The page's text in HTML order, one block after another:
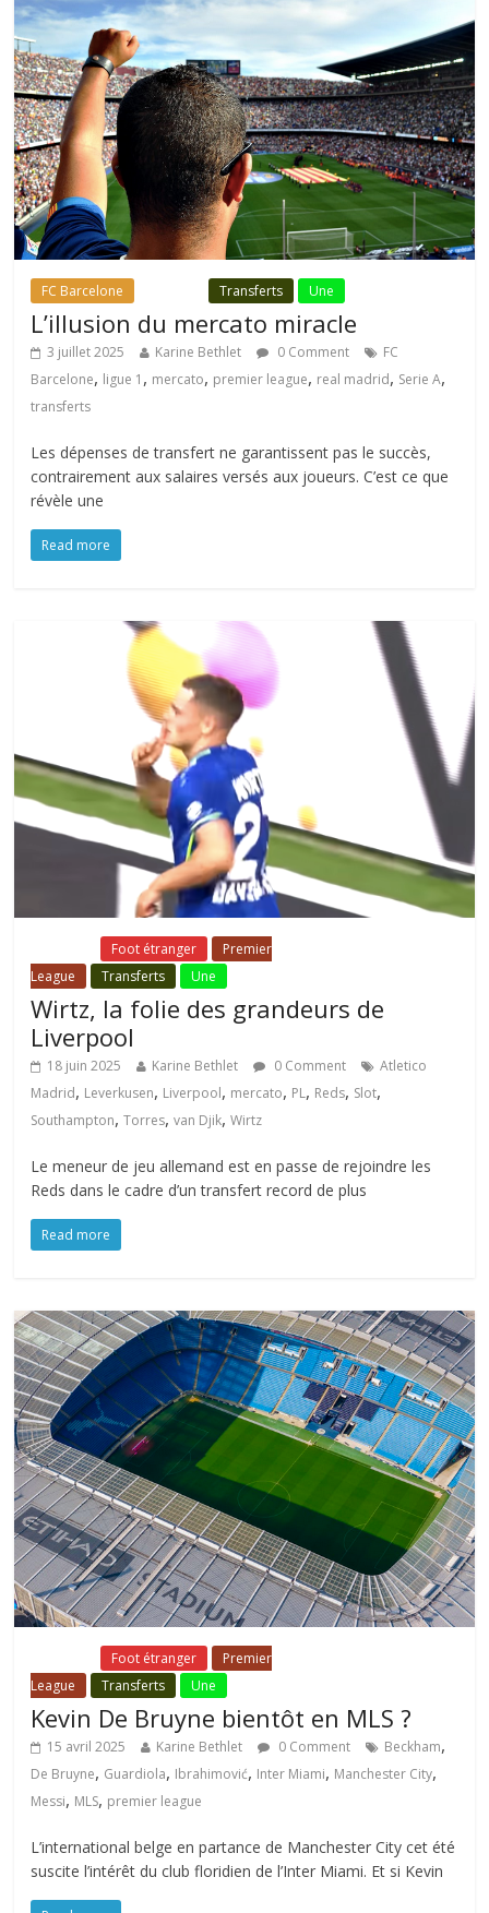
FC Barcelone Transferts Une
L’illusion du mercato miracle
3 juillet 2025 Karine Bethlet 0 Comment
FC
Barcelone, ligue 1 , mercato, premier league, real madrid, Serie A,
transferts
Les dépenses de transfert ne garantissent pas le succès,
contrairement aux salaires versés aux joueurs. C’est ce que
révèle une
Read more
Foot étranger
Premier
League
Transferts Une
Wirtz, la folie des grandeurs de
Liverpool
18 juin 2025 Karine Bethlet 0 Comment
Atletico
Madrid, Leverkusen, Liverpool, mercato, PL, Reds, Slot,
Southampton,Torres,van Djik,Wirtz
Le meneur de jeu allemand est en passe de rejoindre les
Reds dans le cadre d’un transfert record de plus
Read more
Foot étranger
Premier
League
Transferts Une
Kevin De Bruyne bientôt en MLS ?
15 avril 2025 Karine Bethlet 0 Comment Beckham,
De Bruyne, Guardiola, Ibrahimović, Inter Miami, Manchester City,
Messi, MLS, premier league
L’international belge en partance de Manchester City cet été
suscite l’intérêt du club floridien de l’Inter Miami. Et si Kevin